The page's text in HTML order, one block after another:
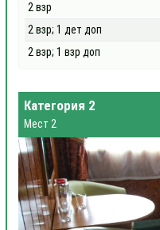
2 взр
2 взр; 1 дет доп
2 взр; 1 взр доп
Категория 2
Мест 2